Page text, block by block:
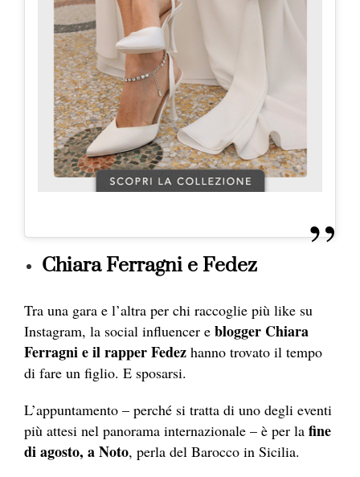
Chiara Ferragni e Fedez
Tra una gara e l’altra per chi raccoglie più like su
Instagram, la social influencer e blogger Chiara
Ferragni e il rapper Fedez hanno trovato il tempo
di fare un figlio. E sposarsi.
L’appuntamento – perché si tratta di uno degli eventi
più attesi nel panorama internazionale – è per la fine
di agosto, a Noto, perla del Barocco in Sicilia.